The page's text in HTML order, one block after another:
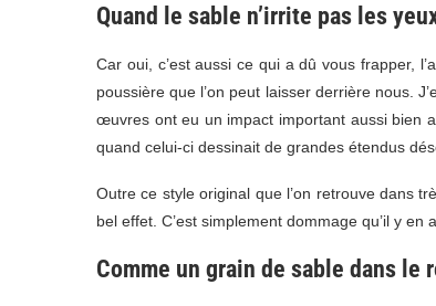
Quand le sable n’irrite pas les
Car oui, c’est aussi ce qui a dû vous frapper,
poussière que l’on peut laisser derrière nous.
œuvres ont eu un impact important aussi bien
quand celui-ci dessinait de grandes étendus
Outre ce style original que l’on retrouve dans
bel effet. C’est simplement dommage qu’il y en
Comme un grain de sable dans le